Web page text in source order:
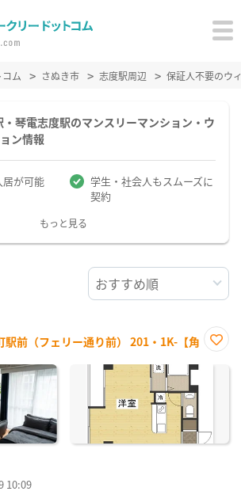
ム さぬき市 志度駅周辺 保証人不要のウ
琴電志度駅のマンスリーマンション・ウ
ン情報
居が可能
学生・社会人もスムーズに
契約
もっと見る
駅前（フェリー通り前） 201・1K-【角
に入
10:09